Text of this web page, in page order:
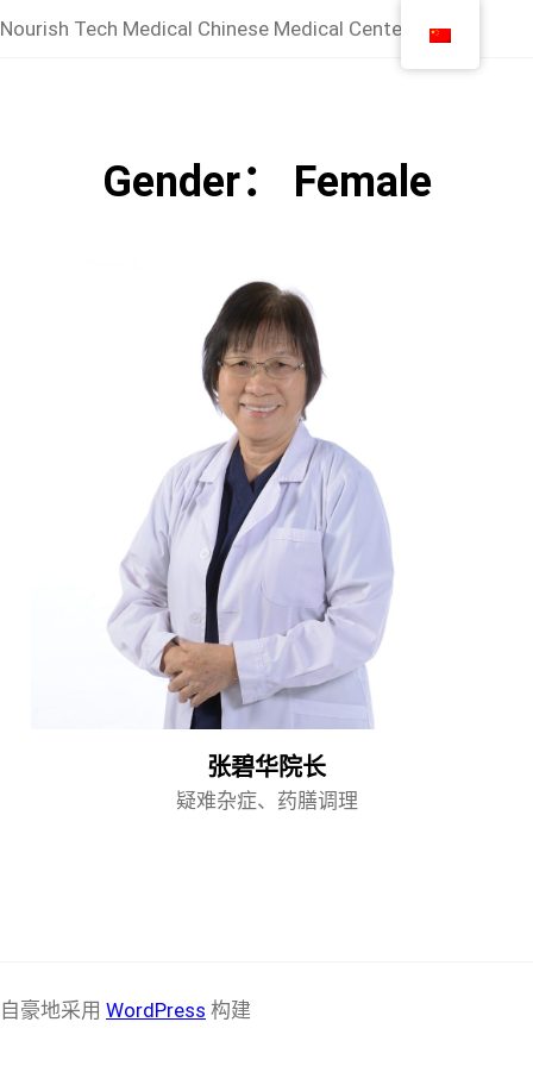
Nourish Tech Medical Chinese Medical Center
Gender： Female
张碧华院长
疑难杂症、药膳调理
自豪地采用 WordPress 构建